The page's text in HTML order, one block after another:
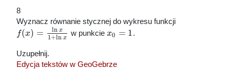
8
Wyznacz równanie stycznej do wykresu funkcji
f(x) = ln x
1+ln x
w punkcie x0 = 1.
Uzupełnij.
Edycja tekstów w GeoGebrze